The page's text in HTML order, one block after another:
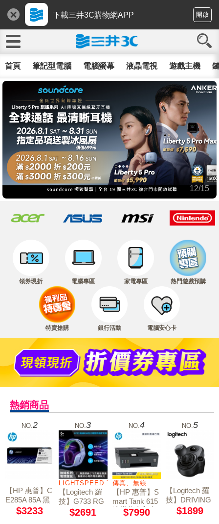
下載三井3C購物網APP 開啟
首頁 筆記型電腦 電腦螢幕 液晶電視 遊戲主機
12/15
領券現折 電腦專區 家電專區 熱門遊戲預購
特賣搶購 銀行活動 電腦安心卡
熱銷商品
NO. 2
【HP 惠普】C
E285A 85A 黑
色碳粉匣
$3233
NO.3
LIGHTSPEED 7.1 聲道
【Logitech 羅
技】G733 RG
B炫光無線電
$2691
NO. 4
傳真、無線
【HP 惠普】S
mart Tank 615
連供傳真印表
機 All-in-One
$7990
NO.5
【Logitech 羅
技】DRIVING
FORCE SHIF
TER 換檔變速
$1899